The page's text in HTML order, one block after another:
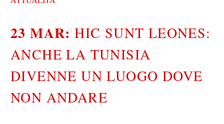
23 MAR:HIC SUNT LEONES:
ANCHE LA TUNISIA
DIVENNE UN LUOGO DOVE
NON ANDARE